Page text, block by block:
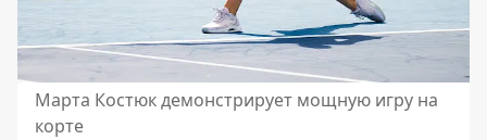
Марта Костюк демонстрирует мощную игру на
корте